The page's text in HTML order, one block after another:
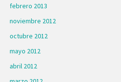
febrero 2013
noviembre 2012
octubre 2012
mayo 2012
abril 2012